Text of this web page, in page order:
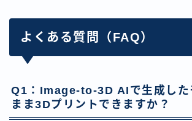
よくある質問（FAQ）
Q1：Image-to-3D AIで生成した
まま3Dプリントできますか？